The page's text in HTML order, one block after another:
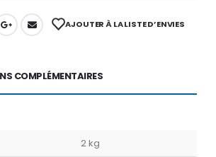
AJOUTER À LA LISTE D’ENVIES
COMPLÉMENTAIRES
2 kg